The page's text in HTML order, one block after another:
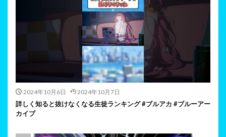
2024年10月6日 2024年10月7日
詳しく知ると抜けなくなる生徒ランキング #ブルアカ #ブルーアー
カイブ